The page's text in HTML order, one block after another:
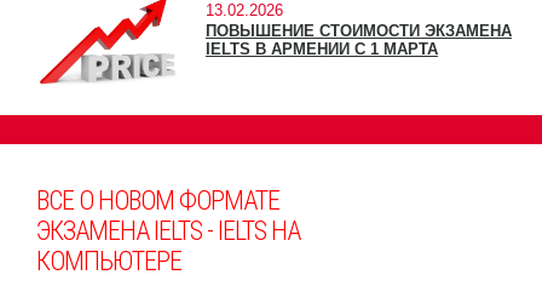
13.02.2026
ПОВЫШЕНИЕ СТОИМОСТИ ЭКЗАМЕНА
IELTS В АРМЕНИИ С 1 МАРТА
ВСЕ О НОВОМ ФОРМАТЕ
ЭКЗАМЕНА IELTS - IELTS НА
КОМПЬЮТЕРЕ